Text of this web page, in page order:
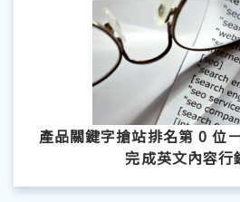
產品關鍵字搶站排名第 0 位
完成英文內容行